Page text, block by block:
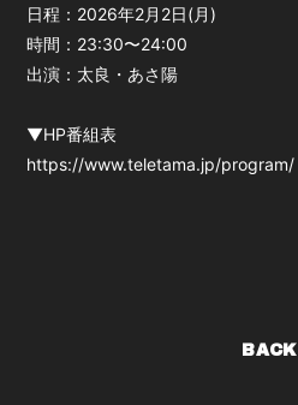
日程：2026年2月2日(月)
時間：23:30〜24:00
出演：太良・あさ陽
▼HP番組表
https://www.teletama.jp/program/
BACK